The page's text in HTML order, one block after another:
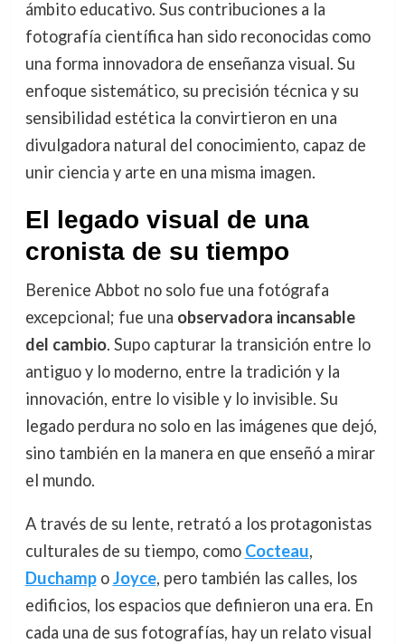
ámbito educativo. Sus contribuciones a la
fotografía científica han sido reconocidas como
una forma innovadora de enseñanza visual. Su
enfoque sistemático, su precisión técnica y su
sensibilidad estética la convirtieron en una
divulgadora natural del conocimiento, capaz de
unir ciencia y arte en una misma imagen.
El legado visual de una
cronista de su tiempo
Berenice Abbot no solo fue una fotógrafa
excepcional; fue una observadora incansable
del cambio. Supo capturar la transición entre lo
antiguo y lo moderno, entre la tradición y la
innovación, entre lo visible y lo invisible. Su
legado perdura no solo en las imágenes que dejó,
sino también en la manera en que enseñó a mirar
el mundo.
A través de su lente, retrató a los protagonistas
culturales de su tiempo, como Cocteau,
DuchampoJoyce, pero también las calles, los
edificios, los espacios que definieron una era. En
cada una de sus fotografías, hay un relato visual